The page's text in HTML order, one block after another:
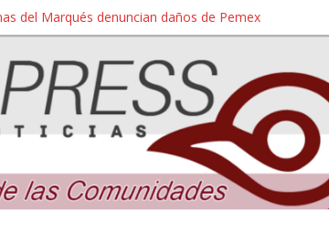
del Marqués denuncian daños de Pemex
aulas tras amparo
los autores materiales e intelectuales de su asesinato
eólico